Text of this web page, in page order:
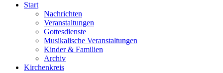
Start
Nachrichten
Veranstaltungen
Gottesdienste
Musikalische Veranstaltungen
Kinder & Familien
Archiv
Kirchenkreis